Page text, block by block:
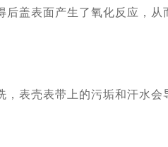
盖表面产生了氧化反应，
表壳表带上的污垢和汗水会